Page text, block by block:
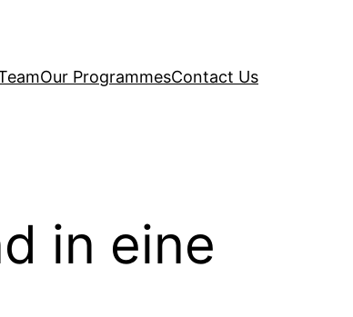
Our ProgrammesContact Us
in eine